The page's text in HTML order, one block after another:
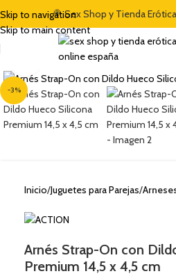
Skip to navigation
Skip to main content
🍭 Sex Shop y Tienda
-3%
Clic para ampliar
Inicio Juguetes para Parejas
Arnés Strap-On con
Premium 14,5 x 4,5 cm